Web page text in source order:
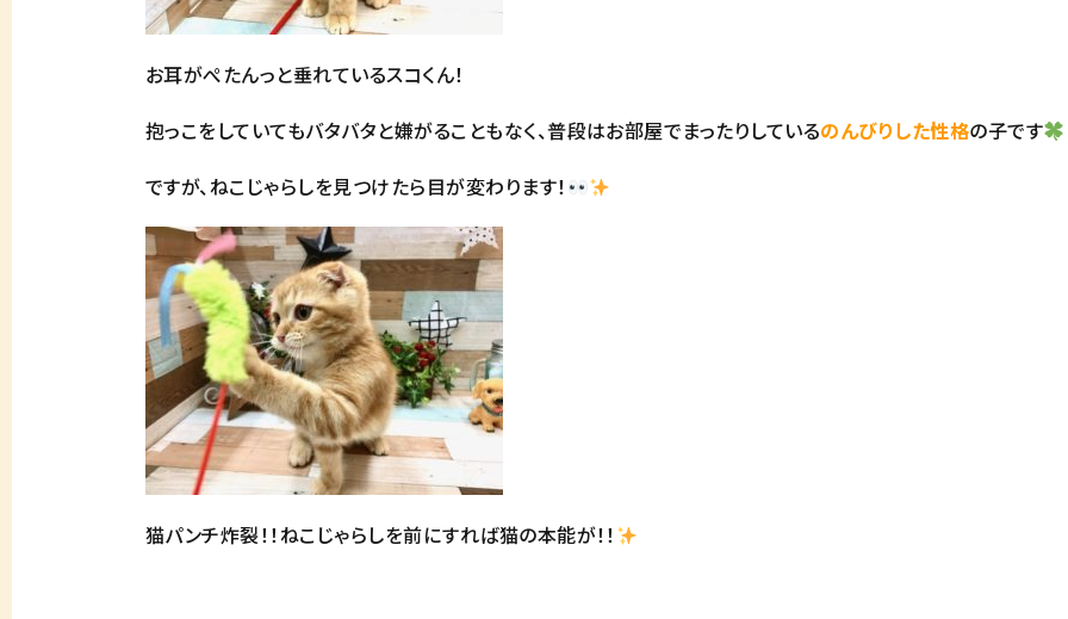
お耳がぺたんっと垂れているスコくん！
抱っこをしていてもバタバタと嫌がることもなく、普段はお部屋でまったりしているのんびりした性格の子です
ですが、ねこじゃらしを見つけたら目が変わります！
猫パンチ炸裂！！ねこじゃらしを前にすれば猫の本能が！！